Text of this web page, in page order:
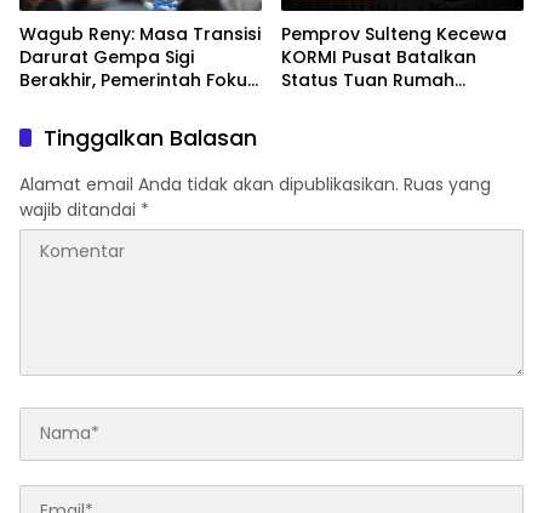
Wagub Reny: Masa Transisi
Darurat Gempa Sigi
Berakhir, Pemerintah Fokus
Pemprov Sulteng Kecewa
KORMI Pusat Batalkan
Status Tuan Rumah
Tinggalkan Balasan
Alamat email Anda tidak akan dipublikasikan. Ruas yang
wajib ditandai *